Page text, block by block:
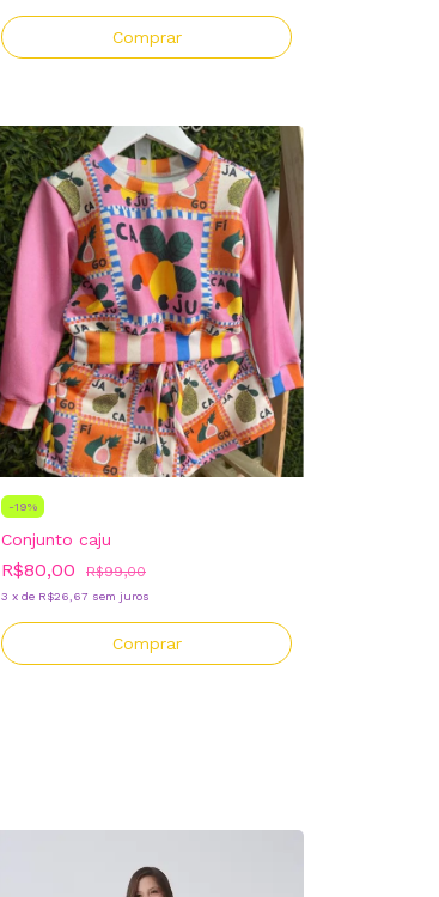
Comprar
-19%
Conjunto caju
R$80,00 R$99,00
3 x de R$26,67 sem juros
Comprar